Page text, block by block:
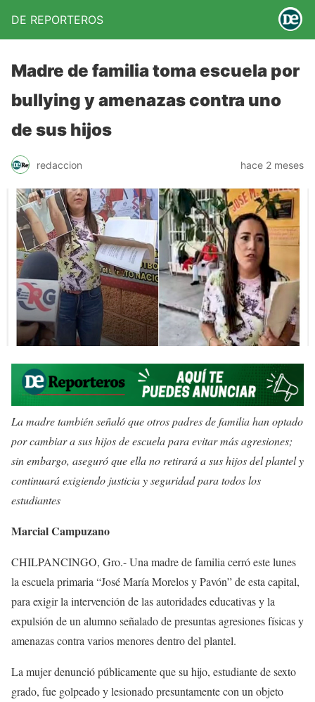
DE REPORTEROS
Madre de familia toma escuela por
bullying y amenazas contra uno
de sus hijos
redaccion hace 2 meses
La madre también señaló que otros padres de familia han optado
por cambiar a sus hijos de escuela para evitar más agresiones;
sin embargo, aseguró que ella no retirará a sus hijos del plantel y
continuará exigiendo justicia y seguridad para todos los
estudiantes
Marcial Campuzano
CHILPANCINGO, Gro.- Una madre de familia cerró este lunes
la escuela primaria “José María Morelos y Pavón” de esta capital,
para exigir la intervención de las autoridades educativas y la
expulsión de un alumno señalado de presuntas agresiones físicas y
amenazas contra varios menores dentro del plantel.
La mujer denunció públicamente que su hijo, estudiante de sexto
grado, fue golpeado y lesionado presuntamente con un objeto